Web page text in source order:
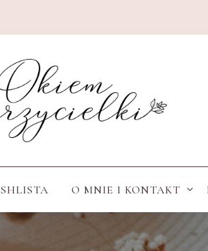
O MNIE I KONTAKT